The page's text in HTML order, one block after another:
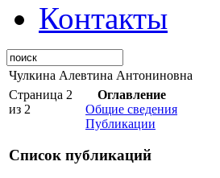
Контакты
Чулкина Алевтина Антониновна
Оглавление
Общие сведения
Публикации
Страница 2
из 2
Список публикаций